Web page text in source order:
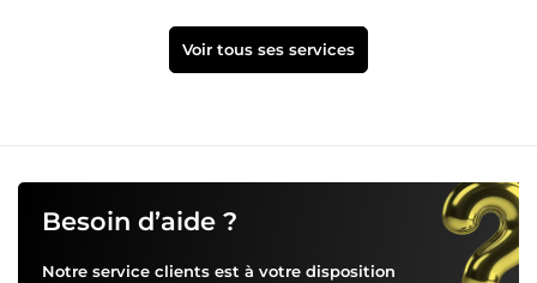
Voir tous ses services
Besoin d’aide ?
Notre service clients est à votre disposition